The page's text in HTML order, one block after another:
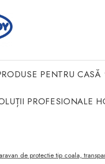
PENTRU CASĂ
PROFESIONALE
de protectie tip coala,